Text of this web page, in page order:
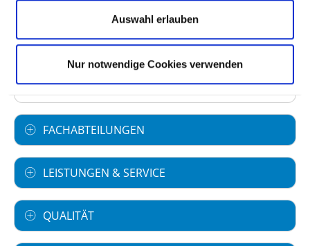
Auswahl erlauben
Nur notwendige Cookies verwenden
Akademisches Lehrkrankenhaus
Christian-Albrechts-Universität zu Kiel
Universität zu Lübeck
FACHABTEILUNGEN
LEISTUNGEN & SERVICE
QUALITÄT